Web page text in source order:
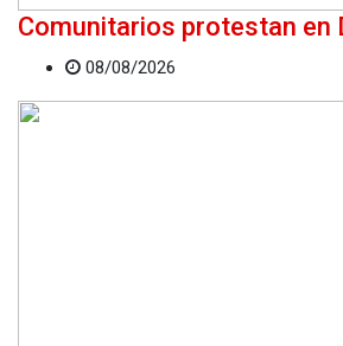
Comunitarios protestan en
08/08/2026